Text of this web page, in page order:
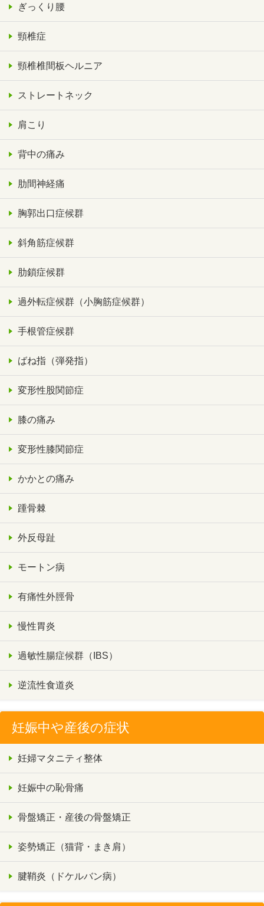
ぎっくり腰
頸椎症
頸椎椎間板ヘルニア
ストレートネック
肩こり
背中の痛み
肋間神経痛
胸郭出口症候群
斜角筋症候群
肋鎖症候群
過外転症候群（小胸筋症候群）
手根管症候群
ばね指（弾発指）
変形性股関節症
膝の痛み
変形性膝関節症
かかとの痛み
踵骨棘
外反母趾
モートン病
有痛性外脛骨
慢性胃炎
過敏性腸症候群（IBS）
逆流性食道炎
妊娠中や産後の症状
妊婦マタニティ整体
妊娠中の恥骨痛
骨盤矯正・産後の骨盤矯正
姿勢矯正（猫背・まき肩）
腱鞘炎（ドケルバン病）